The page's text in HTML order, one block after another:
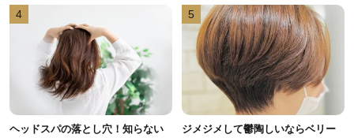
4
ヘッドスパの落とし穴！知らない
5
ジメジメして鬱陶しいならベリー